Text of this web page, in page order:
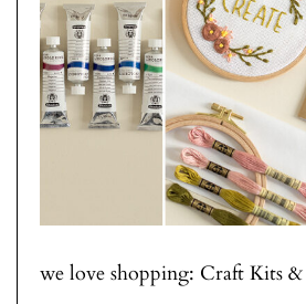
we love shopping: Craft Kits